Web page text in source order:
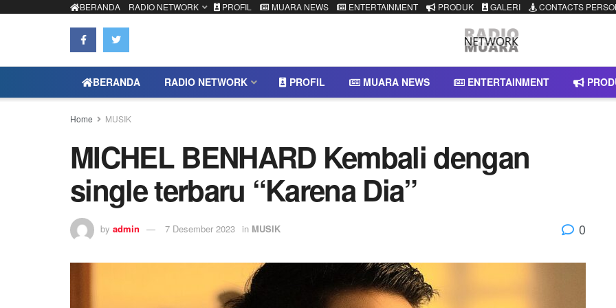
BERANDA RADIO NETWORK PROFIL MUARA NEWS ENTERTAINMENT PRODUK GALERI CONTACTS
BERANDA RADIO NETWORK PROFIL MUARA NEWS ENTERTAINMENT
Home MUSIK
MICHEL BENHARD Kembali dengan
single terbaru “Karena Dia”
by admin 7 Desember 2023 in MUSIK 0